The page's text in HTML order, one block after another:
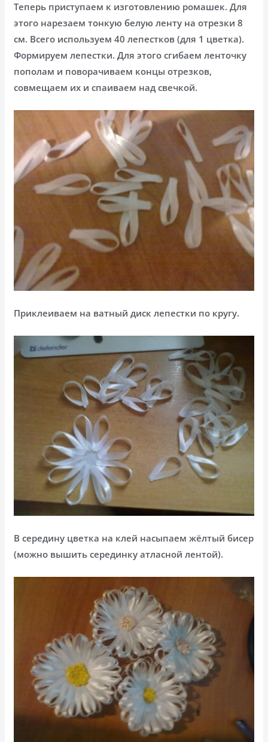
Теперь приступаем к изготовлению ромашек. Для
этого нарезаем тонкую белую ленту на отрезки 8
см. Всего используем 40 лепестков (для 1 цветка).
Формируем лепестки. Для этого сгибаем ленточку
пополам и поворачиваем концы отрезков,
совмещаем их и спаиваем над свечкой.
Приклеиваем на ватный диск лепестки по кругу.
В середину цветка на клей насыпаем жёлтый бисер
(можно вышить серединку атласной лентой).